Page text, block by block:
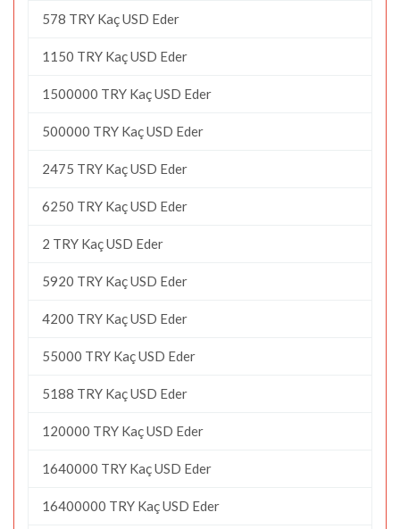
578 TRY Kaç USD Eder
1150 TRY Kaç USD Eder
1500000 TRY Kaç USD Eder
500000 TRY Kaç USD Eder
2475 TRY Kaç USD Eder
6250 TRY Kaç USD Eder
2 TRY Kaç USD Eder
5920 TRY Kaç USD Eder
4200 TRY Kaç USD Eder
55000 TRY Kaç USD Eder
5188 TRY Kaç USD Eder
120000 TRY Kaç USD Eder
1640000 TRY Kaç USD Eder
16400000 TRY Kaç USD Eder